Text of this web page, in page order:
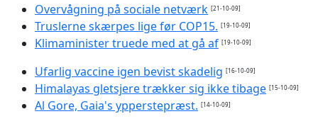
Overvågning på sociale netværk [21-10-09]
Truslerne skærpes lige før COP15. [19-10-09]
Klimaminister truede med at gå af [19-10-09]
Ufarlig vaccine igen bevist skadelig [16-10-09]
Himalayas gletsjere trækker sig ikke tibage [15-10-09]
Al Gore, Gaia's ypperstepræst. [14-10-09]